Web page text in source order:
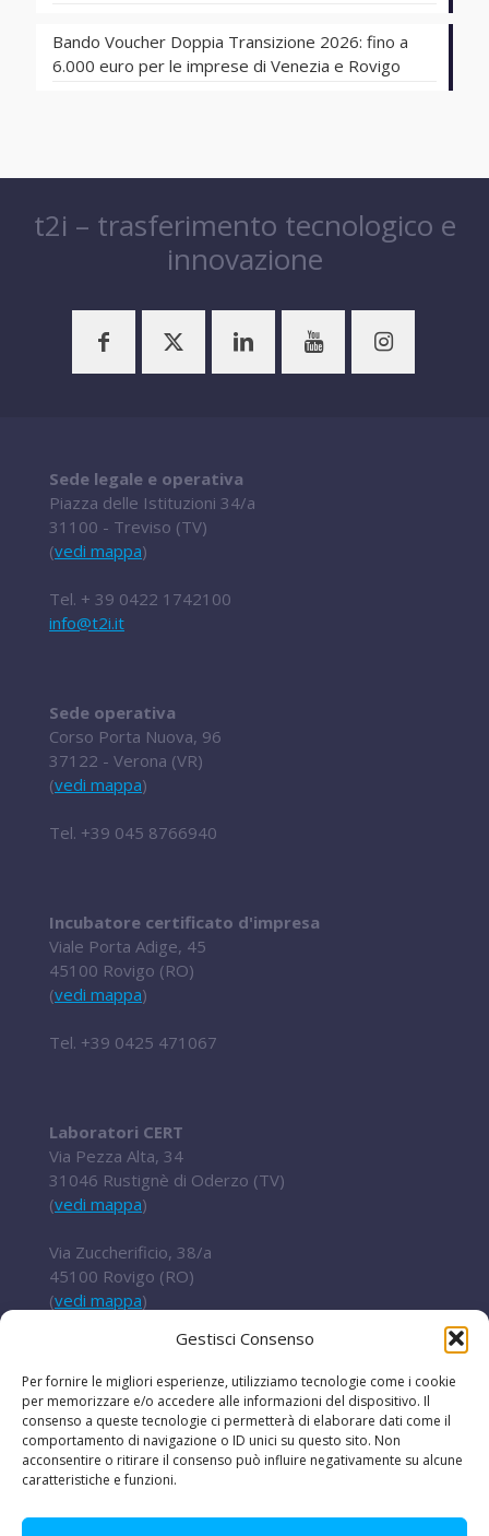
Gestisci Consenso
Per fornire le migliori esperienze, utilizziamo tecnologie come i cookie
per memorizzare e/o accedere alle informazioni del dispositivo. Il
consenso a queste tecnologie ci permetterà di elaborare dati come il
comportamento di navigazione o ID unici su questo sito. Non
acconsentire o ritirare il consenso può influire negativamente su alcune
caratteristiche e funzioni.
Bando Voucher Doppia Transizione 2026: fino a
6.000 euro per le imprese di Venezia e Rovigo
t2i – trasferimento tecnologico e
innovazione
Sede legale e operativa
Piazza delle Istituzioni 34/a
31100 - Treviso (TV)
(vedi mappa)
Tel. + 39 0422 1742100
info@t2i.it
Sede operativa
Corso Porta Nuova, 96
37122 - Verona (VR)
(vedi mappa)
Tel. +39 045 8766940
Incubatore certificato d'impresa
Viale Porta Adige, 45
45100 Rovigo (RO)
(vedi mappa)
Tel. +39 0425 471067
Laboratori CERT
Via Pezza Alta, 34
31046 Rustignè di Oderzo (TV)
(vedi mappa)
Via Zuccherificio, 38/a
45100 Rovigo (RO)
(vedi mappa)
+ 39 0422 852016
cert@t2i.it
Codice Fiscale / Partita IVA 04636360267
Organismo di ricerca Reg.UE 651/2014